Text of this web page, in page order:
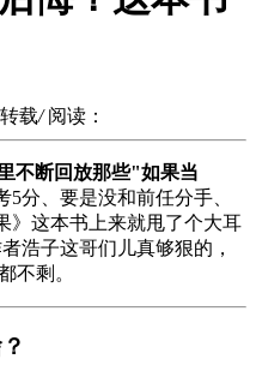
载/ 阅读：
不断回放那些"如果当
5分、要是没和前任分手、
》这本书上来就甩了个大耳
浩子这哥们儿真够狠的，
不剩。